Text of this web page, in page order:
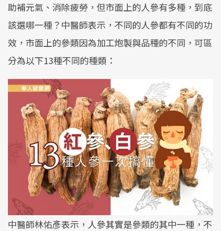
助補元氣、消除疲勞，但市面上的人參有多種，到底
該選哪一種？中醫師表示，不同的人參都有不同的功
效，市面上的參類因為加工炮製與品種的不同，可區
分為以下13種不同的種類：
中醫師林佑彥表示，人參其實是參類的其中一種，不